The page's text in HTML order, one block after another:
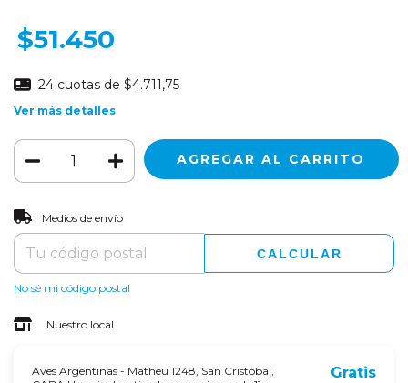
$51.450
24 cuotas de $4.711,75
Ver más detalles
Entregas para el CP:
Medios de envío
CALCULAR
No sé mi código postal
Nuestro local
Aves Argentinas - Matheu 1248, San Cristóbal,
Gratis